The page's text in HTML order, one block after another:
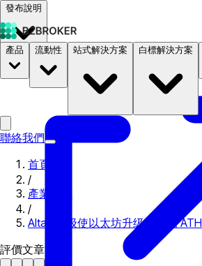
發布說明
文件 定價 B2STORE
產品 流動性 站式解決方案 白標解決方案
聯絡我們
首頁
/
產業新聞
/
Altair 升级使以太坊升级为新的 ATH
評價文章